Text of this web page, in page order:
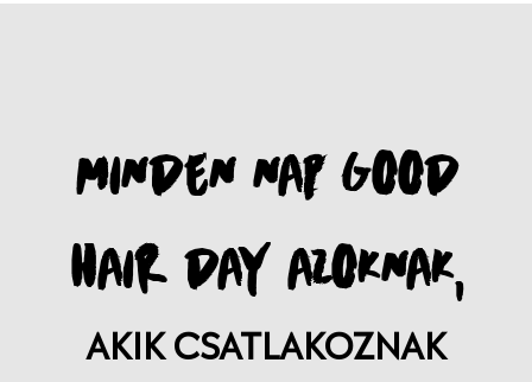
MINDEN NAP GOOD
HAIR DAY AZOKNAK,
AKIK CSATLAKOZNAK